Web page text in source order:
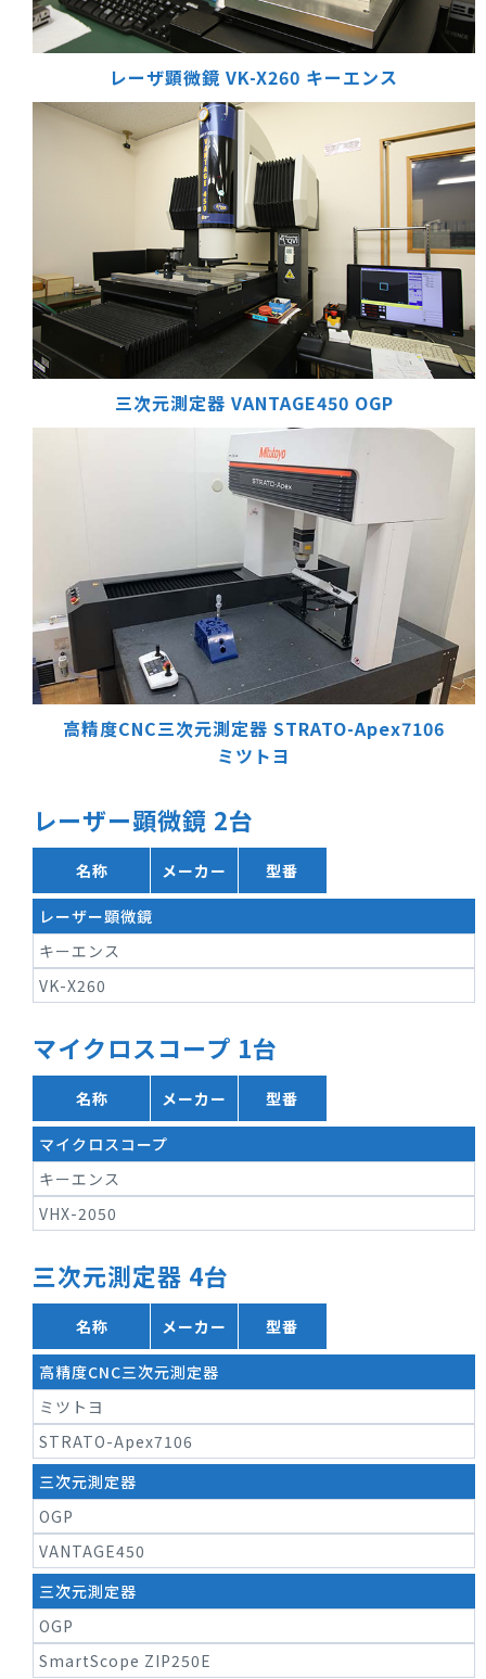
レーザ顕微鏡 VK-X260 キーエンス
三次元測定器 VANTAGE450 OGP
高精度CNC三次元測定器 STRATO-Apex7106
ミツトヨ
レーザー顕微鏡 2台
名称 メーカー 型番
レーザー顕微鏡
キーエンス
VK-X260
マイクロスコープ 1台
名称 メーカー 型番
マイクロスコープ
キーエンス
VHX-2050
三次元測定器 4台
名称 メーカー 型番
高精度CNC三次元測定器
ミツトヨ
STRATO-Apex7106
三次元測定器
OGP
VANTAGE450
三次元測定器
OGP
SmartScope ZIP250E